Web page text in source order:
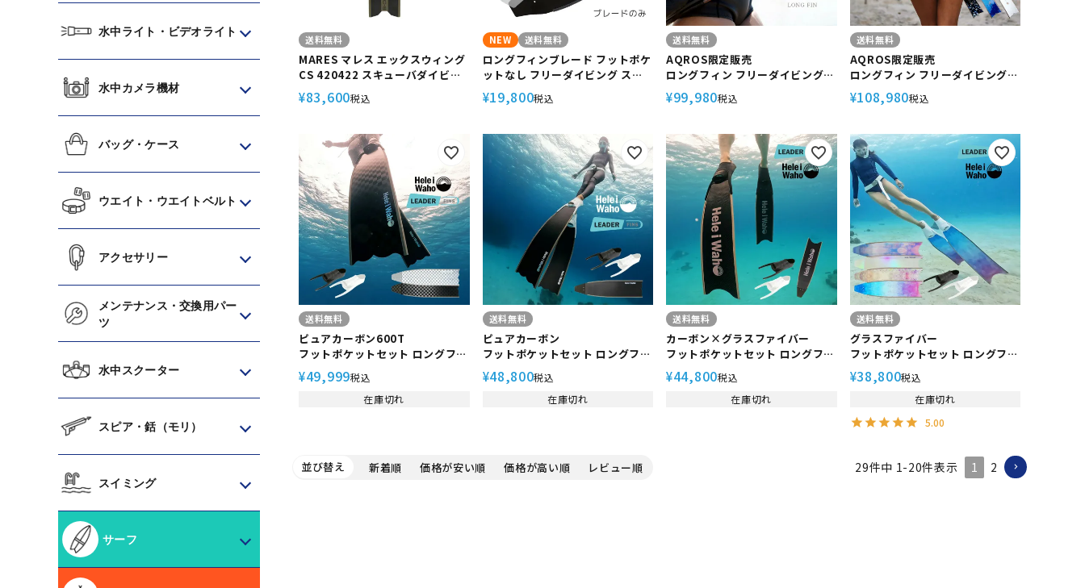
水中ライト・ビデオライト
水中カメラ機材
バッグ・ケース
ウエイト・ウエイトベルト
アクセサリー
メンテナンス・交換用パー
ツ
水中スクーター
スピア・銛（モリ）
スイミング
サーフ
送料無料
MARES マレス エックスウィング
CS 420422 スキューバダイビン
グ 軽器材
¥83,600税込
NEW 送料無料
ロングフィンブレード フットポケ
ットなし フリーダイビング スキ
ューバダイビング グラスファイバ
ー製 【kanani - Superdive 】
¥19,800税込
送料無料
AQROS限定販売
ロングフィン フリーダイビング
SIRENIANA シレニアナ フルフッ
トフィン カーボンフィン
¥99,980税込
送料無料
AQROS限定販売
ロングフィン フリーダイビング
SIRENIANA シレニアナ フルフッ
トフィン カーボンフィン
¥108,980税込
送料無料
ピュアカーボン600T
フットポケットセット ロングフィ
ン HeleiWaho ヘレイワホ
kanani カナニ スキンダイビング
フリーダイビング
¥49,999税込
在庫切れ
送料無料
ピュアカーボン
フットポケットセット ロングフィ
ン HeleiWaho ヘレイワホ
kanani カナニ スキンダイビング
フリーダイビング
¥48,800税込
在庫切れ
送料無料
カーボン×グラスファイバー
フットポケットセット ロングフィ
ン HeleiWaho ヘレイワホ
kanani カナニ グラスファイバー
スキンダイビング フリーダイビン
¥44,800税込
在庫切れ
送料無料
グラスファイバー
フットポケットセット ロングフィ
ン HeleiWaho ヘレイワホ
kanani カナニ スキンダイビング
フリーダイビング
【リーダーフィン純正フットポケ
ット】
¥38,800税込
在庫切れ
5.00
並び替え 新着順 価格が安い順 価格が高い順 レビュー順 29件中 1-20件表示 1 2